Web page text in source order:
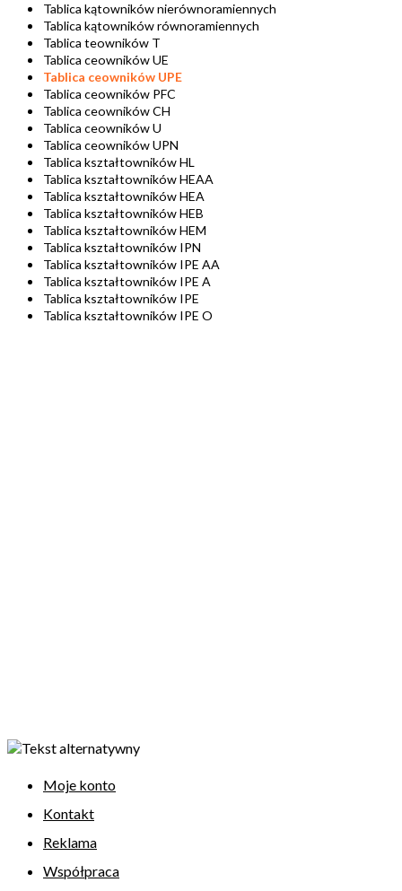
Tablica kątowników nierównoramiennych
Tablica kątowników równoramiennych
Tablica teowników T
Tablica ceowników UE
Tablica ceowników UPE
Tablica ceowników PFC
Tablica ceowników CH
Tablica ceowników U
Tablica ceowników UPN
Tablica kształtowników HL
Tablica kształtowników HEAA
Tablica kształtowników HEA
Tablica kształtowników HEB
Tablica kształtowników HEM
Tablica kształtowników IPN
Tablica kształtowników IPE AA
Tablica kształtowników IPE A
Tablica kształtowników IPE
Tablica kształtowników IPE O
Moje konto
Kontakt
Reklama
Współpraca